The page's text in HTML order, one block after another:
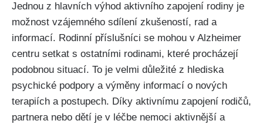
Jednou z hlavních výhod aktivního zapojení rodiny je
možnost vzájemného sdílení zkušeností, rad a
informací. Rodinní příslušníci se mohou v Alzheimer
centru setkat s ostatními rodinami, které procházejí
podobnou situací. To je velmi důležité z hlediska
psychické podpory a výměny informací o nových
terapiích a postupech. Díky aktivnímu zapojení rodičů,
partnera nebo dětí je v léčbe nemoci aktivnější a